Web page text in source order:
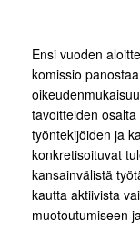
Ensi vuoden
komissio
tavoitteiden
työntekijöiden ja
konkretisoituvat
kansainvälistä
kautta aktiivista
muotoutumiseen